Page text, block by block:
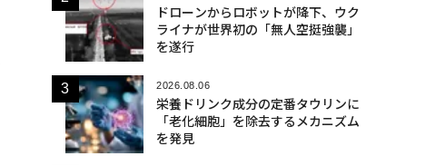
ドローンからロボットが降下、ウク
ライナが世界初の「無人空挺強襲」
を遂行
2026.08.06
栄養ドリンク成分の定番タウリンに
「老化細胞」を除去するメカニズム
を発見